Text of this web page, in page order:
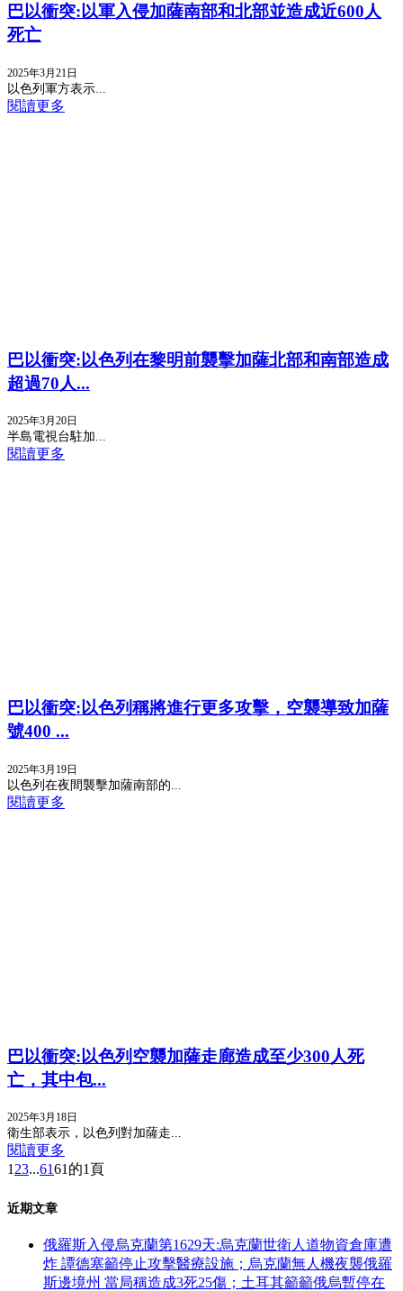
巴以衝突:以軍入侵加薩南部和北部並造成近600人
死亡
2025年3月21日
以色列軍方表示...
閱讀更多
巴以衝突:以色列在黎明前襲擊加薩北部和南部造成
超過70人...
2025年3月20日
半島電視台駐加...
閱讀更多
巴以衝突:以色列稱將進行更多攻擊，空襲導致加薩
號400 ...
2025年3月19日
以色列在夜間襲擊加薩南部的...
閱讀更多
巴以衝突:以色列空襲加薩走廊造成至少300人死
亡，其中包...
2025年3月18日
衛生部表示，以色列對加薩走...
閱讀更多
1 23...6161的1頁
近期文章
俄羅斯入侵烏克蘭第1629天:烏克蘭世衛人道物資倉庫遭
炸 譚德塞籲停止攻擊醫療設施；烏克蘭無人機夜襲俄羅
斯邊境州 當局稱造成3死25傷；土耳其籲籲俄烏暫停在